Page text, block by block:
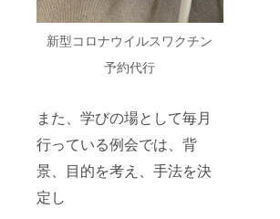
新型コロナウイルスワクチン
予約代行
また、学びの場として毎月
行っている例会では、背
景、目的を考え、手法を決
定し